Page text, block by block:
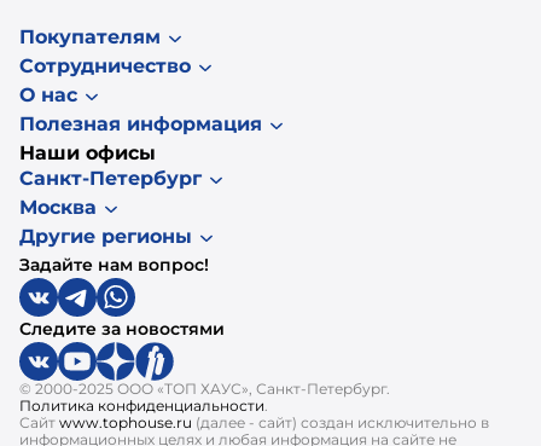
Покупателям
Сотрудничество
О нас
Полезная информация
Наши офисы
Санкт-Петербург
Москва
Другие регионы
Задайте нам вопрос!
Следите за новостями
© 2000-2025 ООО «ТОП ХАУС», Санкт-Петербург.
Политика конфиденциальности.
Сайт www.tophouse.ru (далее - сайт) создан исключительно в
информационных целях и любая информация на сайте не